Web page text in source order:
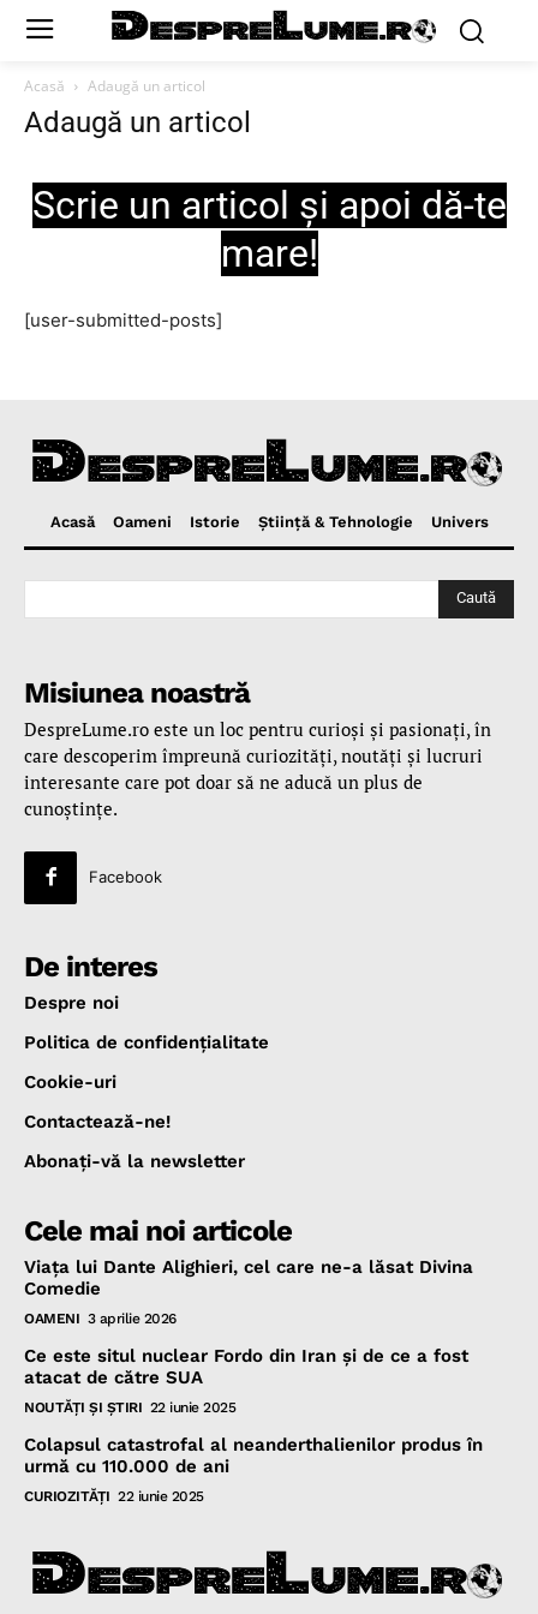
Acasă Adaugă un articol
Adaugă un articol
Scrie un articol şi apoi dă-te
mare!
[user-submitted-posts]
Acasă Oameni Istorie Ştiinţă & Tehnologie Univers
Caută
Misiunea noastră
DespreLume.ro este un loc pentru curioşi şi pasionaţi, în
care descoperim împreună curiozităţi, noutăţi şi lucruri
interesante care pot doar să ne aducă un plus de
cunoştinţe.
Facebook
De interes
Despre noi
Politica de confidenţialitate
Cookie-uri
Contactează-ne!
Abonaţi-vă la newsletter
Cele mai noi articole
Viața lui Dante Alighieri, cel care ne-a lăsat Divina
Comedie
OAMENI 3 aprilie 2026
Ce este situl nuclear Fordo din Iran și de ce a fost
atacat de către SUA
NOUTĂŢI ŞI ŞTIRI 22 iunie 2025
Colapsul catastrofal al neanderthalienilor produs în
urmă cu 110.000 de ani
CURIOZITĂŢI 22 iunie 2025